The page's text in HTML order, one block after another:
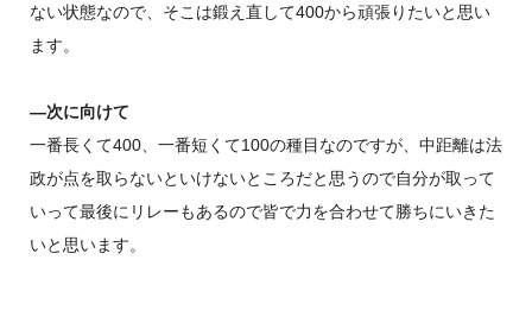
ない状態なので、そこは鍛え直して400から頑張りたいと思い
ます。
―次に向けて
一番長くて400、一番短くて100の種目なのですが、中距離は法
政が点を取らないといけないところだと思うので自分が取って
いって最後にリレーもあるので皆で力を合わせて勝ちにいきた
いと思います。